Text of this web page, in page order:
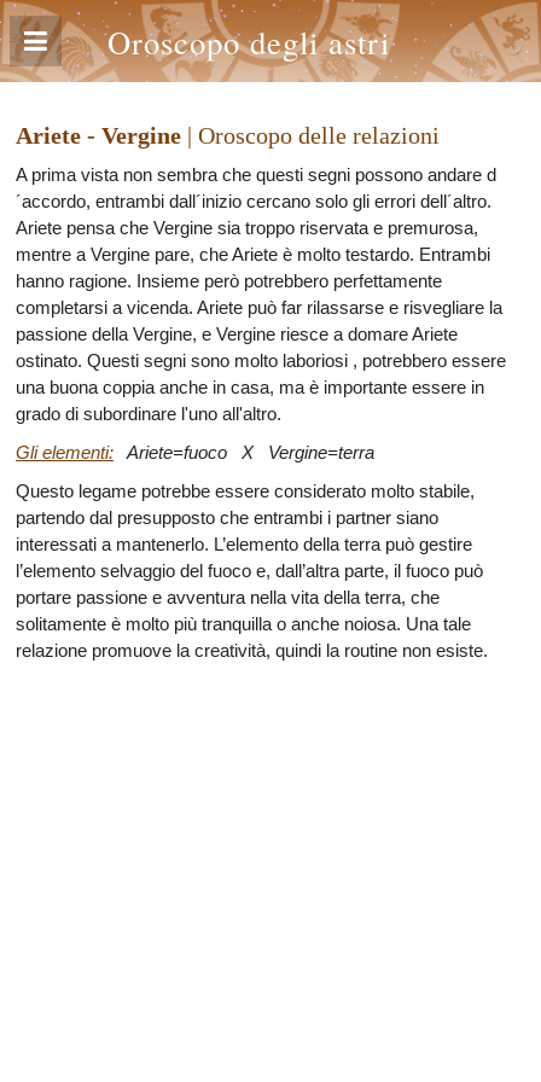
Oroscopo degli astri
Ariete - Vergine | Oroscopo delle relazioni
A prima vista non sembra che questi segni possono andare d
´accordo, entrambi dall´inizio cercano solo gli errori dell´altro.
Ariete pensa che Vergine sia troppo riservata e premurosa,
mentre a Vergine pare, che Ariete è molto testardo. Entrambi
hanno ragione. Insieme però potrebbero perfettamente
completarsi a vicenda. Ariete può far rilassarse e risvegliare la
passione della Vergine, e Vergine riesce a domare Ariete
ostinato. Questi segni sono molto laboriosi , potrebbero essere
una buona coppia anche in casa, ma è importante essere in
grado di subordinare l'uno all'altro.
Gli elementi: Ariete=fuoco X Vergine=terra
Questo legame potrebbe essere considerato molto stabile,
partendo dal presupposto che entrambi i partner siano
interessati a mantenerlo. L’elemento della terra può gestire
l’elemento selvaggio del fuoco e, dall’altra parte, il fuoco può
portare passione e avventura nella vita della terra, che
solitamente è molto più tranquilla o anche noiosa. Una tale
relazione promuove la creatività, quindi la routine non esiste.